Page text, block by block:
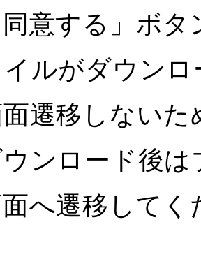
意する」ボタ
ルがダウン
遷移しないた
ンロード後は
へ遷移してく